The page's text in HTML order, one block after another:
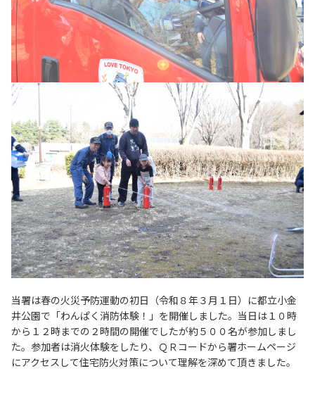
当署は春の火災予防運動の初日（令和８年３月１日）に都立小金
井公園で「わんぱく消防体験！」を開催しました。当日は１０時
から１２時までの２時間の開催でしたが約５００名が参加しまし
た。参加者は消火体験をしたり、ＱＲコードから署ホームページ
にアクセスして住宅防火対策について理解を深めて頂きました。